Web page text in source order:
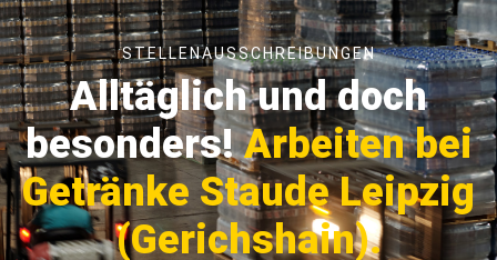
STELLENAUSSCHREIBUNGEN
Alltäglich und doch
besonders!Arbeiten bei
Getränke Staude Leipzig
(Gerichshain).